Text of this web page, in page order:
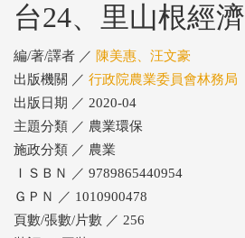
台24、里山根經濟
編/著/譯者 ／ 陳美惠、汪文豪
出版機關 ／ 行政院農業委員會林務局
出版日期 ／ 2020-04
主題分類 ／ 農業環保
施政分類 ／ 農業
ＩＳＢＮ ／ 9789865440954
ＧＰＮ ／ 1010900478
頁數/張數/片數 ／ 256